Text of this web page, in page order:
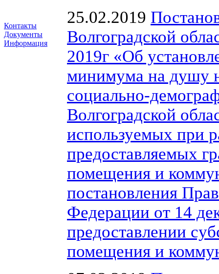
Контакты
Документы
Информация
25.02.2019
Волгоградской
2019г «Об
минимума на душу
социально-
Волгоградской
используемых при
предоставляемых
помещения и
постановления
Федерации от 14
предоставлении
помещения и